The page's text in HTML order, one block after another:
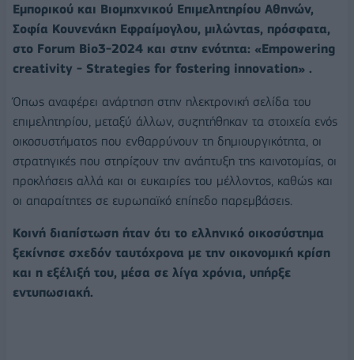
Εμπορικού και Βιομηχνικού Επιμελητηρίου Αθηνών,
Σοφία Κουνενάκη Εφραίμογλου, μιλώντας, πρόσφατα,
στο Forum Bio3-2024 και στην ενότητα: «Empowering
creativity - Strategies for fostering innovation» .
Όπως αναφέρει ανάρτηση στην ηλεκτρονική σελίδα του
επιμελητηρίου, μεταξύ άλλων, συζητήθηκαν τα στοιχεία ενός
οικοσυστήματος που ενθαρρύνουν τη δημιουργικότητα, οι
στρατηγικές που στηρίζουν την ανάπτυξη της καινοτομίας, οι
προκλήσεις αλλά και οι ευκαιρίες του μέλλοντος, καθώς και
οι απαραίτητες σε ευρωπαϊκό επίπεδο παρεμβάσεις.
Κοινή διαπίστωση ήταν ότι το ελληνικό οικοσύστημα
ξεκίνησε σχεδόν ταυτόχρονα με την οικονομική κρίση
και η εξέλιξή του, μέσα σε λίγα χρόνια, υπήρξε
εντυπωσιακή.